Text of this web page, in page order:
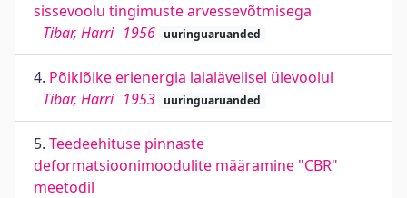
sissevoolu tingimuste arvessevõtmisega
Tibar, Harri 1956 uuringuaruanded
4. Põiklõike erienergia laialävelisel ülevoolul
Tibar, Harri 1953 uuringuaruanded
5. Teedeehituse pinnaste
deformatsioonimoodulite määramine "CBR"
meetodil